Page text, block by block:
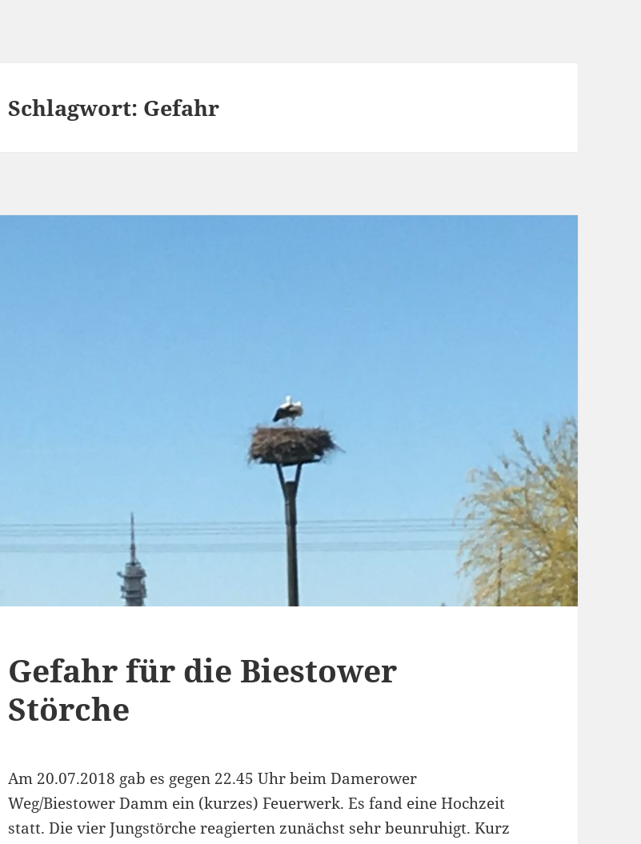
Schlagwort: Gefahr
Gefahr für die Biestower
Störche
Am 20.07.2018 gab es gegen 22.45 Uhr beim Damerower
Weg/Biestower Damm ein (kurzes) Feuerwerk. Es fand eine Hochzeit
statt. Die vier Jungstörche reagierten zunächst sehr beunruhigt. Kurz